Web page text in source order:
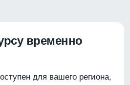
временно
для вашего региона,